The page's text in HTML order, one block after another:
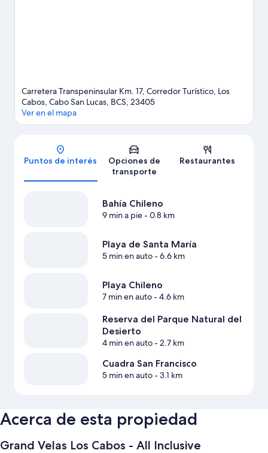
Carretera Transpeninsular Km. 17, Corredor Turístico, Los
Cabos, Cabo San Lucas, BCS, 23405
Ver en el mapa
Puntos de interés
Opciones de
transporte
Restaurantes
Bahía Chileno
9 min a pie- 0.8 km
Playa de Santa María
5 min en auto- 6.6 km
Playa Chileno
7 min en auto- 4.6 km
Reserva del Parque Natural del
Desierto
4 min en auto- 2.7 km
Cuadra San Francisco
5 min en auto- 3.1 km
Acerca de esta propiedad
Grand Velas Los Cabos - All Inclusive